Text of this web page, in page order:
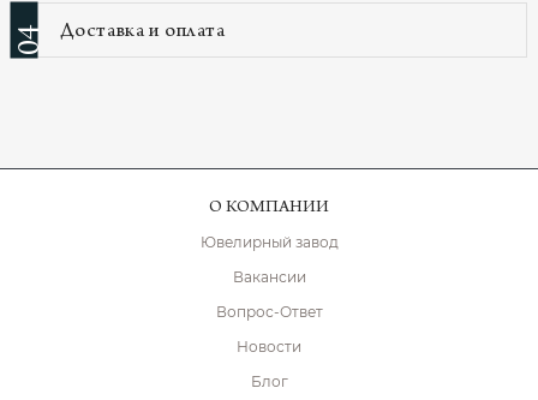
04 Доставка и оплата
О КОМПАНИИ
Ювелирный завод
Вакансии
Вопрос-Ответ
Новости
Блог